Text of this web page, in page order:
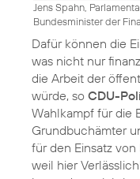
Jens Spahn,
Bundesminister der
Dafür können die
was nicht nur
die Arbeit der
würde, so CDU-
Wahlkampf für die
Grundbuchämter
für den Einsatz
weil hier